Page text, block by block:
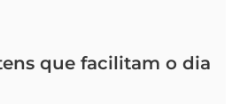
que facilitam o dia